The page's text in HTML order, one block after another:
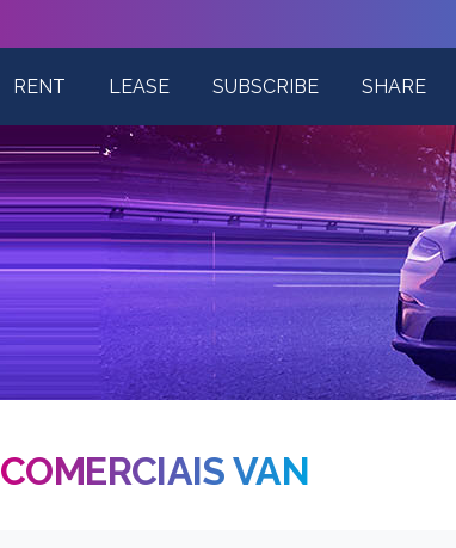
RENT LEASE SUBSCRIBE SHARE
COMERCIAIS VAN